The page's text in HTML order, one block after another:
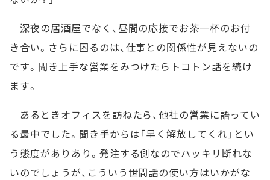
深夜の居酒屋でなく、昼間の応接でお茶一杯のお付
き合い。さらに困るのは、仕事との関係性が見えないの
です。聞き上手な営業をみつけたらトコトン話を続け
ます。
あるときオフィスを訪ねたら、他社の営業に語ってい
る最中でした。聞き手からは「早く解放してくれ」とい
う態度がありあり。発注する側なのでハッキリ断れな
いのでしょうが、こういう世間話の使い方はいかがな